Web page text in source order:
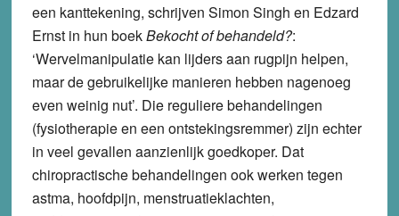
een kanttekening, schrijven Simon Singh en Edzard
Ernst in hun boekBekocht of behandeld?:
‘Wervelmanipulatie kan lijders aan rugpijn helpen,
maar de gebruikelijke manieren hebben nagenoeg
even weinig nut’. Die reguliere behandelingen
(fysiotherapie en een ontstekingsremmer) zijn echter
in veel gevallen aanzienlijk goedkoper. Dat
chiropractische behandelingen ook werken tegen
astma, hoofdpijn, menstruatieklachten,